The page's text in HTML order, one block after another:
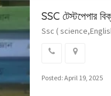
SSC টেস্টপেপার
Ssc ( science,English
Posted: April 19, 2025